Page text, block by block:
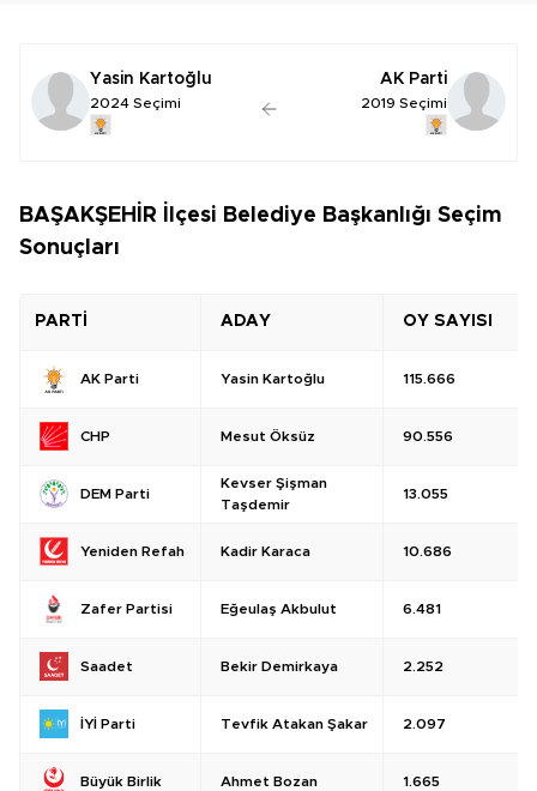
Yasin Kartoğlu
2024 Seçimi
AK Parti
2019 Seçimi
BAŞAKŞEHİR İlçesi Belediye Başkanlığı Seçim
Sonuçları
PARTİ ADAY OY SAYISI
AK Parti Yasin Kartoğlu 115.666
CHP Mesut Öksüz 90.556
DEM Parti
Kevser Şişman
Taşdemir
13.055
Yeniden Refah Kadir Karaca 10.686
Zafer Partisi Eğeulaş Akbulut 6.481
Saadet Bekir Demirkaya 2.252
İYİ Parti Tevfik Atakan Şakar 2.097
Büyük Birlik Ahmet Bozan 1.665